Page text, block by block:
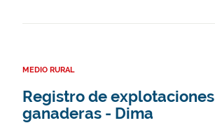
MEDIO RURAL
Registro de explotaciones
ganaderas - Dima